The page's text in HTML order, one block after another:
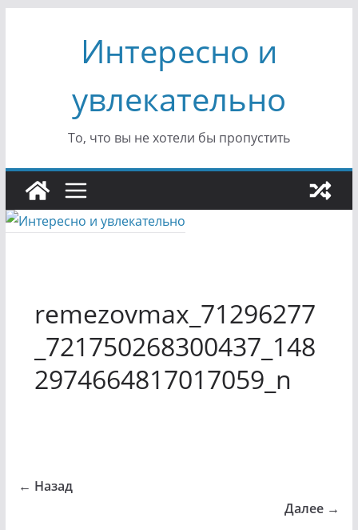
содержимомуИнтересно и
увлекательно
То, что вы не хотели бы пропустить
remezovmax_71296277
_721750268300437_148
2974664817017059_n
← Назад
Далее →